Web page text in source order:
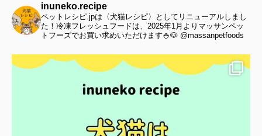
inuneko.recipe
ペットレシピ.jpは〈犬猫レシピ〉としてリニューアルしまし
た！冷凍フレッシュフードは、2025年1月よりマッサンペッ
トフーズでお買い求めいただけます🍚🐶 @massanpetfoods